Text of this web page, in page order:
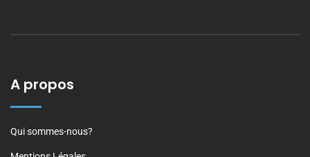
A propos
Qui sommes-nous?